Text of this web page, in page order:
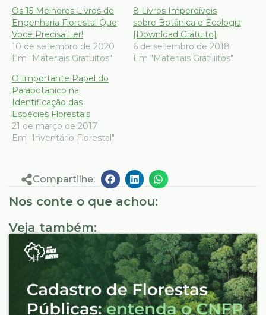
Os 15 Melhores Livros de
Engenharia Florestal Que
Você Precisa Ler!
10 de setembro de 2020
Em "Materiais Gratuitos"
8 Livros Imperdíveis
sobre Botânica e Ecologia
[Download Gratuito]
6 de setembro de 2018
Em "Materiais Gratuitos"
O Importante Papel do
Parabotânico na
Identificação das
Espécies Florestais
21 de março de 2017
Em "Inventário Florestal"
Compartilhe:
Nos conte o que achou:
Veja também: